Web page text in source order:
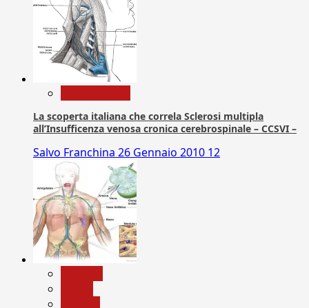
La scoperta italiana che correla Sclerosi multipla
all’Insufficenza venosa cronica cerebrospinale – CCSVI –
Salvo Franchina 26 Gennaio 2010 12